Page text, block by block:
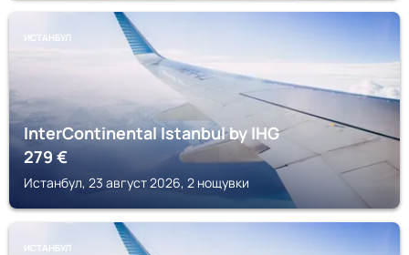
ИСТАНБУЛ
InterContinental Istanbul by IHG
279€
Истанбул, 23 август 2026, 2 нощувки
ИСТАНБУЛ